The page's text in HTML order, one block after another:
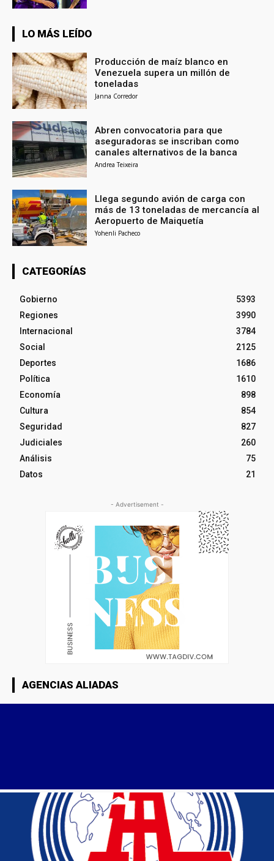
LO MÁS LEÍDO
Producción de maíz blanco en
Venezuela supera un millón de
toneladas
Janna Corredor
Abren convocatoria para que
aseguradoras se inscriban como
canales alternativos de la banca
Andrea Teixeira
Llega segundo avión de carga con
más de 13 toneladas de mercancía al
Aeropuerto de Maiquetía
Yohenli Pacheco
CATEGORÍAS
Gobierno
5393
Regiones
3990
Internacional
3784
Social
2125
Deportes
1686
Política
1610
Economía
898
Cultura
854
Seguridad
827
Judiciales
260
Análisis
75
Datos
21
- Advertisement -
AGENCIAS ALIADAS